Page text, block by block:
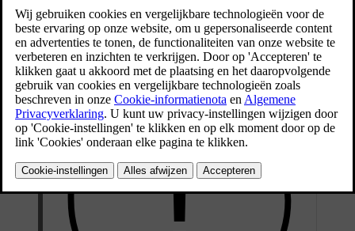
Bijgewerkt 16/03/2023
Er zijn verschillende trekhaakuitvoeringen verkrijgbaar voor de auto
– neem voor informatie contact op met een Volvo-dealer.